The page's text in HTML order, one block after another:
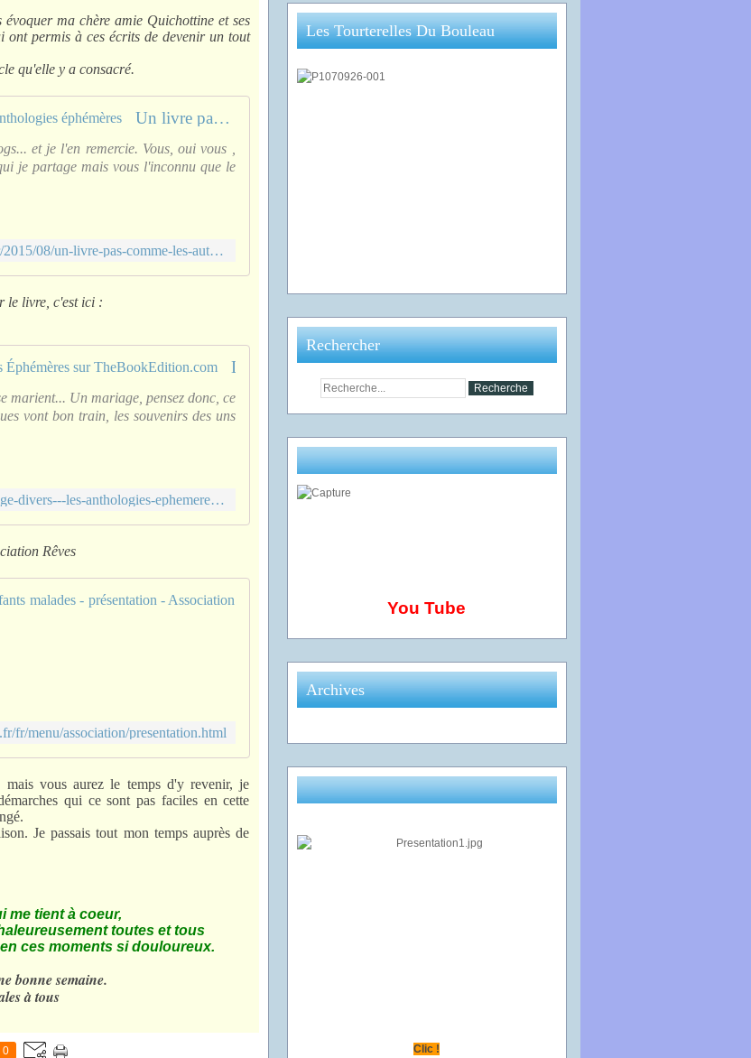
ma chère amie Quichottine et ses
ont permis à ces écrits de devenir un tout
qu'elle y a consacré.
Un livre pas comme les autres... - Les anthologies éphémères
et je l'en remercie. Vous, oui vous ,
je partage mais vous l'inconnu que le
http://www.les-anthologies-ephemeres.fr/2015/08/un-livre-pas-comme-les-autres.html
le livre, c'est ici :
Un mariage, pensez donc, ce
vont bon train, les souvenirs des uns
http://www.thebookedition.com/le-mariage-divers---les-anthologies-ephemeres-p-127818.html
Rêves
association caritative Rêves pour les enfants malades - présentation -
a
n
fr/menu/association/presentation.html
vous aurez le temps d'y revenir, je
qui ce sont pas faciles en cette
Je passais tout mon temps auprès de
me tient à coeur,
toutes et tous
ces moments si douloureux.
bonne semaine.
à tous
0
Les Tourterelles Du Bouleau
Rechercher
You Tube
Archives
Clic !